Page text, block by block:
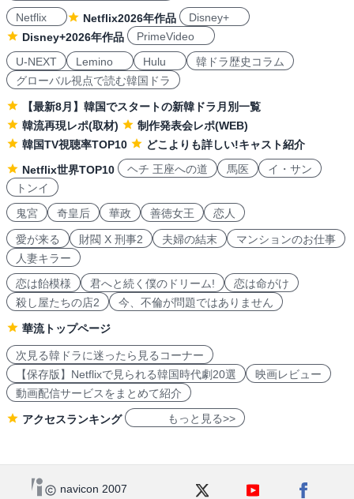
Netflix
Netflix2026年作品
Disney+
Disney+2026年作品
PrimeVideo
U-NEXT
Lemino Hulu
韓ドラ歴史コラム
グローバル視点で読む韓国ドラ
【最新8月】韓国でスタートの新韓ドラ月別一覧
韓流再現レポ(取材)
制作発表会レポ(WEB)
韓国TV視聴率TOP10
どこよりも詳しい!キャスト紹介
Netflix世界TOP10
ヘチ 王座への道 馬医
イ・サン
トンイ
鬼宮
奇皇后 華政 善徳女王 恋人
愛が来る 財閥 X 刑事2 夫婦の結末
マンションのお仕事
人妻キラー
恋は飴模様
君へと続く僕のドリーム!
恋は命がけ
殺し屋たちの店2
今、不倫が問題ではありません
華流トップページ
次見る韓ドラに迷ったら見るコーナー
【保存版】Netflixで見られる韓国時代劇20選
映画レビュー
動画配信サービスをまとめて紹介
アクセスランキング もっと見る>>
navicon 2007